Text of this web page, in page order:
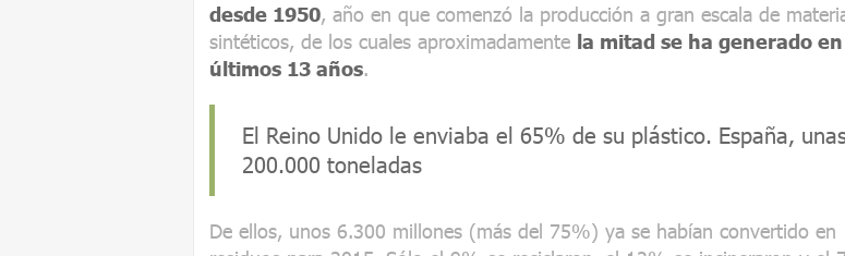
desde 1950, año en que comenzó la producción a gran escala de
sintéticos, de los cuales aproximadamente la mitad se ha generado
últimos 13 años.
El Reino Unido le enviaba el 65% de su plástico. España,
200.000 toneladas
De ellos, unos 6.300 millones (más del 75%) ya se habían convertido en